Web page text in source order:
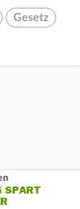
Gesetz
SPART